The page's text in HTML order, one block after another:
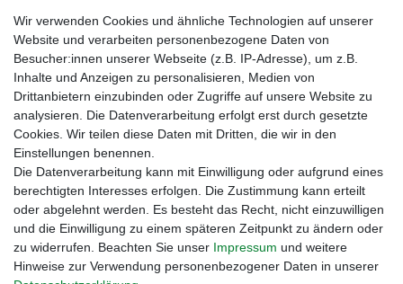
Zahlungsmöglichkeiten
Wir verwenden Cookies und ähnliche Technologien auf unserer
Website und verarbeiten personenbezogene Daten von
Besucher:innen unserer Webseite (z.B. IP-Adresse), um z.B.
Inhalte und Anzeigen zu personalisieren, Medien von
Drittanbietern einzubinden oder Zugriffe auf unsere Website zu
analysieren. Die Datenverarbeitung erfolgt erst durch gesetzte
Cookies. Wir teilen diese Daten mit Dritten, die wir in den
Einstellungen benennen.
Die Datenverarbeitung kann mit Einwilligung oder aufgrund eines
berechtigten Interesses erfolgen. Die Zustimmung kann erteilt
oder abgelehnt werden. Es besteht das Recht, nicht einzuwilligen
und die Einwilligung zu einem späteren Zeitpunkt zu ändern oder
zu widerrufen. Beachten Sie unser Impressum und weitere
Hinweise zur Verwendung personenbezogener Daten in unserer